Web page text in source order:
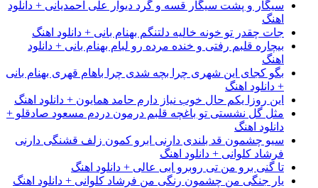
سیگار و پشت سیگار قسه و گرد دیوار علی احمدیانی + دانلود
اهنگ
جات چقدر تو خونه خالیه دلتنگم بهنام بانی + دانلود اهنگ
بیچاره قلبم رفتی و خنده مرده رو لبام بهنام بانی + دانلود
اهنگ
بگو کجای این شهری چرا بچه شدی چرا باهام قهری بهنام بانی
+ دانلود اهنگ
این روزا یکم حال خوب نیاز دارم حامد همایون + دانلود اهنگ
مثل گل نشستی تو باغچه قلبم درمون دردم مسعود صادقلو +
دانلود اهنگ
سیو چشمون قد بلندی دارنی ابرو کمون زلف قشنگی دارنی
فرشاد کلوانی + دانلود اهنگ
تا گنی برو من تی روبرو ابی عالی + دانلود اهنگ
یار جنگی من چشمون رنگی من فرشاد کلوانی + دانلود اهنگ